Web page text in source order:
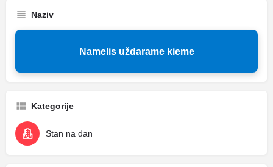
Naziv
Namelis uždarame kieme
Kategorije
Stan na dan